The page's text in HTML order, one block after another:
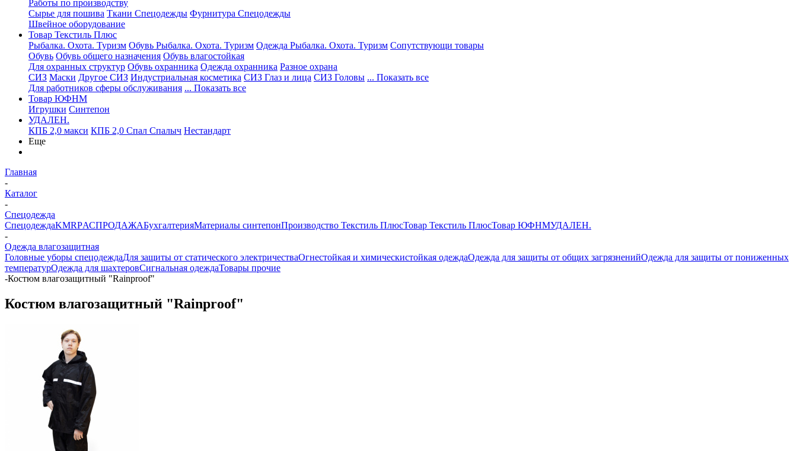
Работы по производству
Сырье для пошива Ткани Спецодежды Фурнитура Спецодежды
Швейное оборудование
Товар Текстиль Плюс
Рыбалка. Охота. Туризм Обувь Рыбалка. Охота. Туризм Одежда Рыбалка. Охота. Туризм Сопутствующи товары
Обувь Обувь общего назначения Обувь влагостойкая
Для охранных структур Обувь охранника Одежда охранника Разное охрана
СИЗ Маски Другое СИЗ Индустриальная косметика СИЗ Глаз и лица СИЗ Головы ... Показать все
Для работников сферы обслуживания ... Показать все
Товар ЮФНМ
Игрушки Синтепон
УДАЛЕН.
КПБ 2,0 макси КПБ 2,0 Спал Спалыч Нестандарт
Еще
Главная
-
Каталог
-
Спецодежда
СпецодеждаKMRPАСПРОДАЖАБухгалтерияМатериалы синтепонПроизводство Текстиль ПлюсТовар Текстиль ПлюсТовар ЮФНМУДАЛЕН.
-
Одежда влагозащитная
Головные уборы спецодеждаДля защиты от статического электричестваОгнестойкая и химическистойкая одеждаОдежда для защиты от общих загрязненийОдежда для защиты от пониженных
температурОдежда для шахтеровСигнальная одеждаТовары прочие
-Костюм влагозащитный "Rainproof"
Костюм влагозащитный "Rainproof"